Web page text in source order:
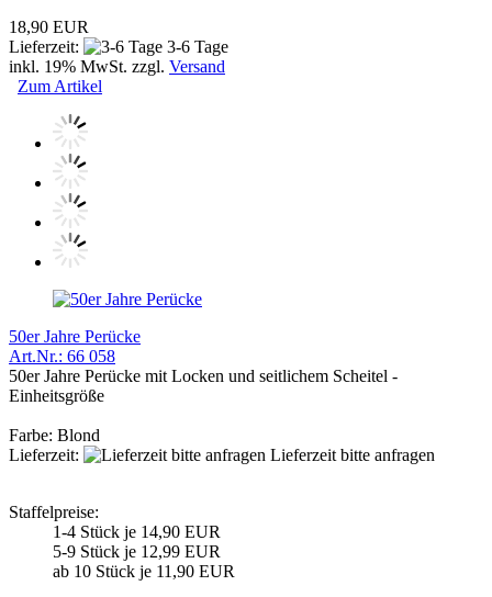
18,90 EUR
Lieferzeit:
3-6 Tage
inkl. 19% MwSt. zzgl. Versand
Zum Artikel
50er Jahre Perücke
Art.Nr.: 66 058
50er Jahre Perücke mit Locken und seitlichem Scheitel -
Einheitsgröße
Farbe: Blond
Lieferzeit:
Lieferzeit bitte anfragen
Staffelpreise:
1-4 Stück je 14,90 EUR
5-9 Stück je 12,99 EUR
ab 10 Stück je 11,90 EUR